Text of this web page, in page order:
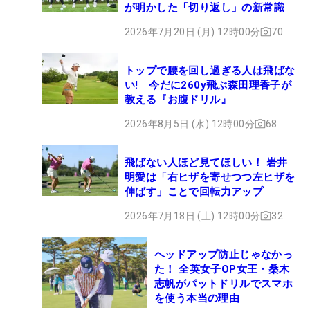
が明かした「切り返し」の新常識
2026年7月20日 (月) 12時00分 70
トップで腰を回し過ぎる人は飛ばな
い! 今だに260y飛ぶ森田理香子が
教える『お腹ドリル』
2026年8月5日 (水) 12時00分 68
飛ばない人ほど見てほしい！ 岩井
明愛は「右ヒザを寄せつつ左ヒザを
伸ばす」ことで回転力アップ
2026年7月18日 (土) 12時00分 32
ヘッドアップ防止じゃなかっ
た！ 全英女子OP女王・桑木
志帆がパットドリルでスマホ
を使う本当の理由